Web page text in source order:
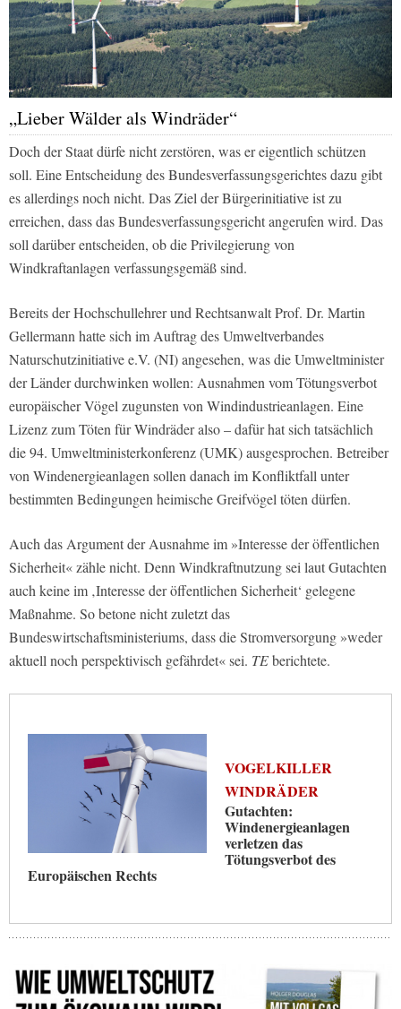
„Lieber Wälder als Windräder“
Doch der Staat dürfe nicht zerstören, was er eigentlich schützen
soll. Eine Entscheidung des Bundesverfassungsgerichtes dazu gibt
es allerdings noch nicht. Das Ziel der Bürgerinitiative ist zu
erreichen, dass das Bundesverfassungsgericht angerufen wird. Das
soll darüber entscheiden, ob die Privilegierung von
Windkraftanlagen verfassungsgemäß sind.
Bereits der Hochschullehrer und Rechtsanwalt Prof. Dr. Martin
Gellermann hatte sich im Auftrag des Umweltverbandes
Naturschutzinitiative e.V. (NI) angesehen, was die Umweltminister
der Länder durchwinken wollen: Ausnahmen vom Tötungsverbot
europäischer Vögel zugunsten von Windindustrieanlagen. Eine
Lizenz zum Töten für Windräder also – dafür hat sich tatsächlich
die 94. Umweltministerkonferenz (UMK) ausgesprochen. Betreiber
von Windenergieanlagen sollen danach im Konfliktfall unter
bestimmten Bedingungen heimische Greifvögel töten dürfen.
Auch das Argument der Ausnahme im »Interesse der öffentlichen
Sicherheit« zähle nicht. Denn Windkraftnutzung sei laut Gutachten
auch keine im ‚Interesse der öffentlichen Sicherheit‘ gelegene
Maßnahme. So betone nicht zuletzt das
Bundeswirtschaftsministeriums, dass die Stromversorgung »weder
aktuell noch perspektivisch gefährdet« sei. TEberichtete.
VOGELKILLER
WINDRÄDER
Gutachten:
Windenergieanlagen
verletzen das
Tötungsverbot des
Europäischen Rechts